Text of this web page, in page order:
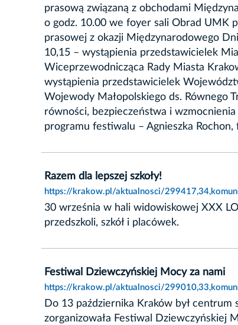
prasową związaną z obchodami
o godz. 10.00 we foyer sali Obrad UMK
prasowej z okazji Międzynarodowego
10,15 – wystąpienia przedstawicielek
Wiceprzewodnicząca Rady Miasta
wystąpienia przedstawicielek
Wojewody Małopolskiego ds. Równego
równości, bezpieczeństwa i
programu festiwalu – Agnieszka
Razem dla lepszej szkoły!
https://krakow.pl/aktualnosci/
30 września w hali widowiskowej XXX
przedszkoli, szkół i placówek.
Festiwal Dziewczyńskiej Mocy za nami
https://krakow.pl/aktualnosci/
Do 13 października Kraków był
zorganizowała Festiwal Dziewczyńskiej